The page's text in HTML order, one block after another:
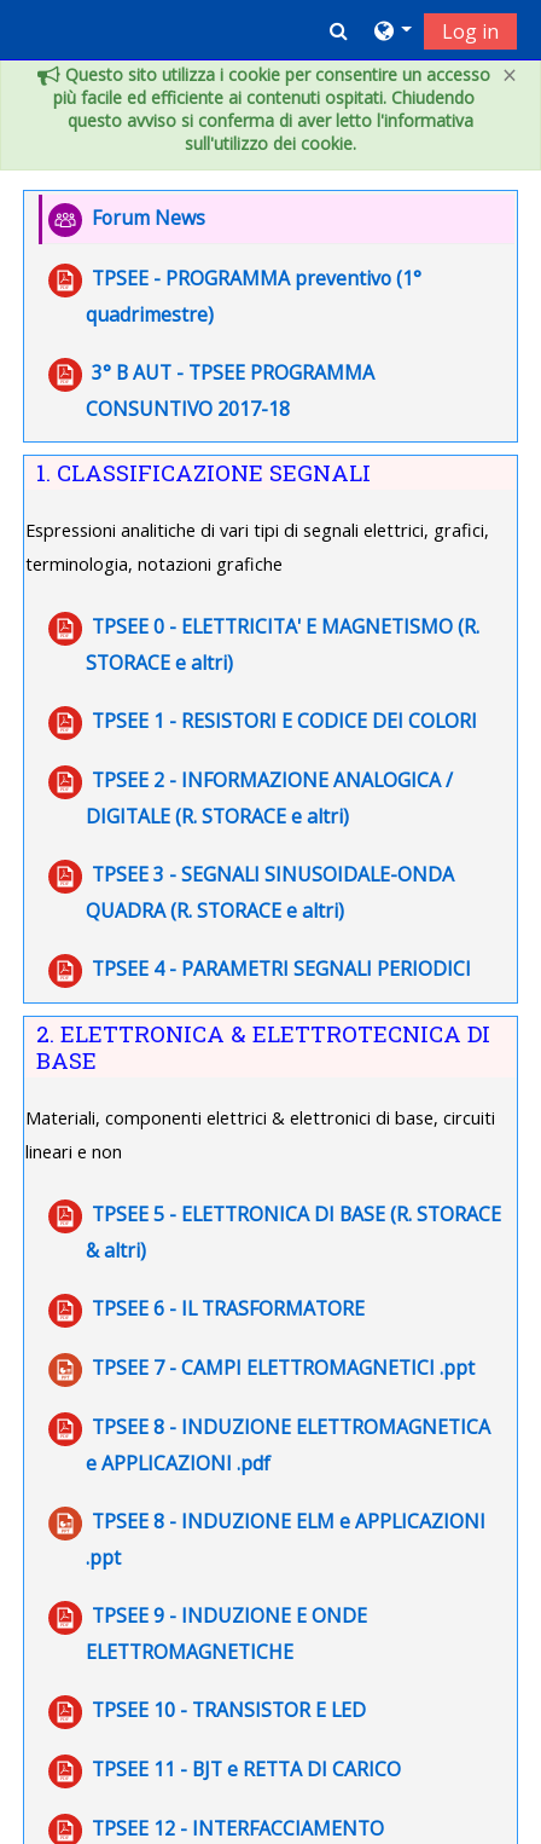
×
Questo sito utilizza i cookie per consentire un accesso
più facile ed efficiente ai contenuti ospitati. Chiudendo
questo avviso si conferma di aver letto l'informativa
sull'utilizzo dei cookie.
Toggle search
Log in
Indice degli argomenti
Introduzione
Forum News
TPSEE - PROGRAMMA preventivo (1°
quadrimestre)
File
3° B AUT - TPSEE PROGRAMMA
CONSUNTIVO 2017-18
File
1. CLASSIFICAZIONE SEGNALI
Espressioni analitiche di vari tipi di segnali elettrici, grafici,
terminologia, notazioni grafiche
TPSEE 0 - ELETTRICITA' E MAGNETISMO (R.
STORACE e altri)
File
TPSEE 1 - RESISTORI E CODICE DEI COLORI
File
TPSEE 2 - INFORMAZIONE ANALOGICA /
DIGITALE (R. STORACE e altri)
File
TPSEE 3 - SEGNALI SINUSOIDALE-ONDA
QUADRA (R. STORACE e altri)
File
TPSEE 4 - PARAMETRI SEGNALI PERIODICI
File
2. ELETTRONICA & ELETTROTECNICA DI
BASE
Materiali, componenti elettrici & elettronici di base, circuiti
lineari e non
TPSEE 5 - ELETTRONICA DI BASE (R. STORACE
& altri)
File
TPSEE 6 - IL TRASFORMATORE
File
TPSEE 7 - CAMPI ELETTROMAGNETICI .ppt
File
TPSEE 8 - INDUZIONE ELETTROMAGNETICA
e APPLICAZIONI .pdf
URL
TPSEE 8 - INDUZIONE ELM e APPLICAZIONI
.ppt
File
TPSEE 9 - INDUZIONE E ONDE
ELETTROMAGNETICHE
File
TPSEE 10 - TRANSISTOR E LED
File
TPSEE 11 - BJT e RETTA DI CARICO
File
TPSEE 12 - INTERFACCIAMENTO